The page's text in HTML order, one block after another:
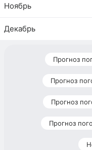
Ноябрь
Декабрь
Прогноз
Прогноз
Прогноз
Прогноз